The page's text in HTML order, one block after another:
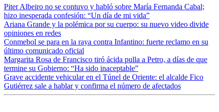
Piter Albeiro no se contuvo y habló sobre María Fernanda Cabal;
hizo inesperada confesión: “Un día de mi vida”
Ariana Grande y la polémica por su cuerpo: su nuevo video divide
opiniones en redes
Conmebol se para en la raya contra Infantino: fuerte reclamo en su
último comunicado oficial
Margarita Rosa de Francisco tiró ácida pulla a Petro, a días de que
termine su Gobierno: “Ha sido inaceptable”
Grave accidente vehicular en el Túnel de Oriente: el alcalde Fico
Gutiérrez sale a hablar y confirma el número de afectados